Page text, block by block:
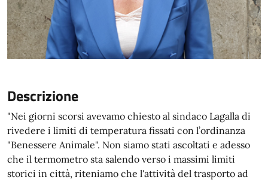
Descrizione
"Nei giorni scorsi avevamo chiesto al sindaco Lagalla di
rivedere i limiti di temperatura fissati con l’ordinanza
"Benessere Animale". Non siamo stati ascoltati e adesso
che il termometro sta salendo verso i massimi limiti
storici in città, riteniamo che l'attività del trasporto ad